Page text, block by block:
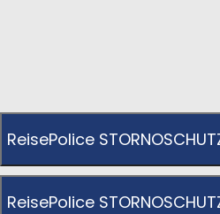
ReisePolice
ReisePolice